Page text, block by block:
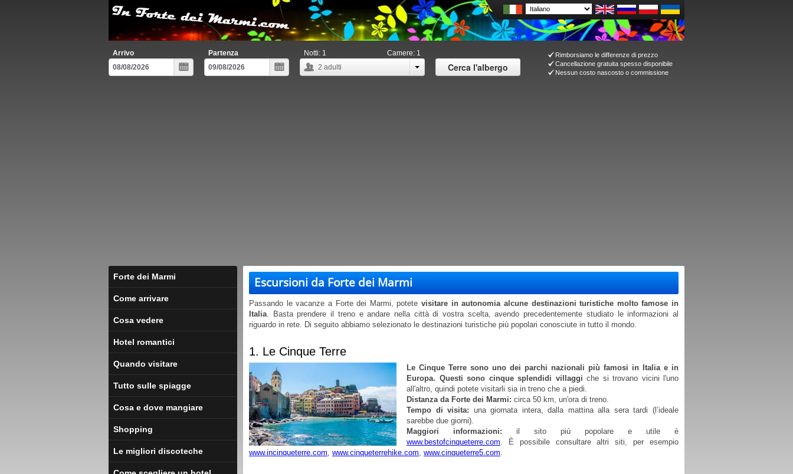
Arrivo
Partenza
2 adulti
Notti: 1 Camere: 1
Cerca l'albergo
Rimborsiamo le differenze di prezzo
Cancellazione gratuita spesso disponibile
Nessun costo nascosto o commissione
Escursioni da Forte dei Marmi
Passando le vacanze a Forte dei Marmi, potete visitare in autonomia alcune destinazioni turistiche molto famose in
Italia. Basta prendere il treno e andare nella città di vostra scelta, avendo precedentemente studiato le informazioni al
riguardo in rete. Di seguito abbiamo selezionato le destinazioni turistiche più popolari conosciute in tutto il mondo.
1. Le Cinque Terre
Le Cinque Terre sono uno dei parchi nazionali più famosi in Italia e in
Europa. Questi sono cinque splendidi villaggi che si trovano vicini l'uno
all'altro, quindi potete visitarli sia in treno che a piedi.
Distanza da Forte dei Marmi: circa 50 km, un'ora di treno.
Tempo di visita: una giornata intera, dalla mattina alla sera tardi (l’ideale
sarebbe due giorni).
Maggiori informazioni: il sito più popolare e utile è
www.bestofcinqueterre.com. È possibile consultare altri siti, per esempio
www.incinqueterre.com, www.cinqueterrehike.com, www.cinqueterre5.com.
Forte dei Marmi
Come arrivare
Cosa vedere
Hotel romantici
Quando visitare
Tutto sulle spiagge
Cosa e dove mangiare
Shopping
Le migliori discoteche